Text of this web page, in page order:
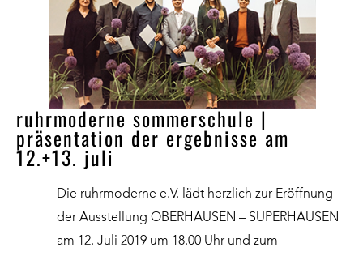
ruhrmoderne sommerschule |
präsentation der ergebnisse am
12.+13. juli
Die ruhrmoderne e.V. lädt herzlich zur Eröffnung
der Ausstellung OBERHAUSEN – SUPERHAUSEN
am 12. Juli 2019 um 18.00 Uhr und zum